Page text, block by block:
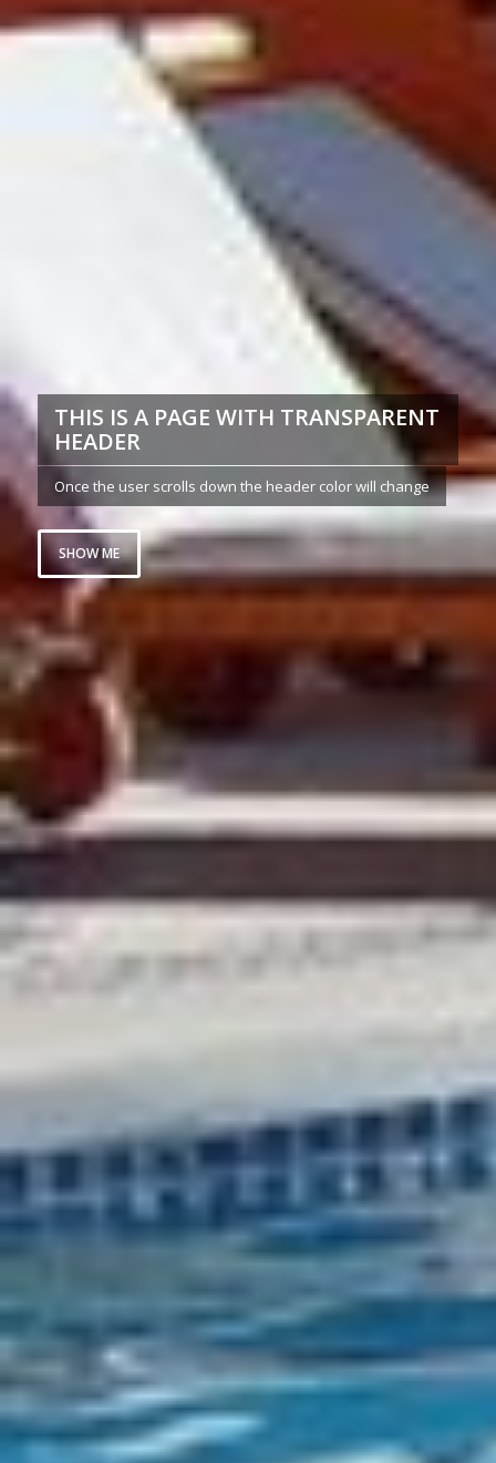
THIS IS A PAGE WITH TRANSPARENT
HEADER
Once the user scrolls down the header color will change
SHOW ME